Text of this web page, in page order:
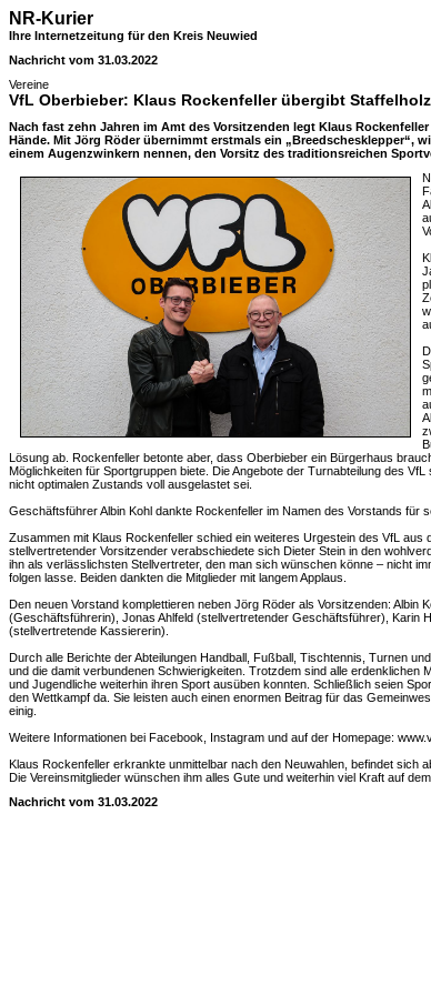
NR-Kurier
Ihre Internetzeitung für den Kreis Neuwied
Nachricht vom 31.03.2022
Vereine
VfL Oberbieber: Klaus Rockenfeller übergibt
Nach fast zehn Jahren im Amt des Vorsitzenden legt Klaus
Hände. Mit Jörg Röder übernimmt erstmals ein „Breedschesklepper“,
einem Augenzwinkern nennen, den Vorsitz des traditionsreichen
Lösung ab. Rockenfeller betonte aber, dass Oberbieber ein Bürgerhaus
Möglichkeiten für Sportgruppen biete. Die Angebote der Turnabteilung des
nicht optimalen Zustands voll ausgelastet sei.
Geschäftsführer Albin Kohl dankte Rockenfeller im Namen des Vorstands für
Zusammen mit Klaus Rockenfeller schied ein weiteres Urgestein des VfL
stellvertretender Vorsitzender verabschiedete sich Dieter Stein in den
ihn als verlässlichsten Stellvertreter, den man sich wünschen könne – nicht
folgen lasse. Beiden dankten die Mitglieder mit langem Applaus.
Den neuen Vorstand komplettieren neben Jörg Röder als Vorsitzenden: Albin
(Geschäftsführerin), Jonas Ahlfeld (stellvertretender Geschäftsführer), Karin
(stellvertretende Kassiererin).
Durch alle Berichte der Abteilungen Handball, Fußball, Tischtennis, Turnen
und die damit verbundenen Schwierigkeiten. Trotzdem sind alle erdenklichen
und Jugendliche weiterhin ihren Sport ausüben konnten. Schließlich seien
den Wettkampf da. Sie leisten auch einen enormen Beitrag für das
einig.
Weitere Informationen bei Facebook, Instagram und auf der Homepage:
Klaus Rockenfeller erkrankte unmittelbar nach den Neuwahlen, befindet sich
Die Vereinsmitglieder wünschen ihm alles Gute und weiterhin viel Kraft auf
Nachricht vom 31.03.2022